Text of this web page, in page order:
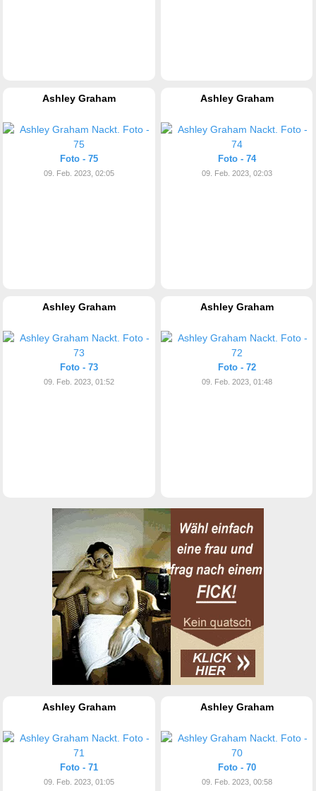
Ashley Graham
Foto - 75
09. Feb. 2023, 02:05
Ashley Graham
Foto - 74
09. Feb. 2023, 02:03
Ashley Graham
Foto - 73
09. Feb. 2023, 01:52
Ashley Graham
Foto - 72
09. Feb. 2023, 01:48
Ashley Graham
Foto - 71
09. Feb. 2023, 01:05
Ashley Graham
Foto - 70
09. Feb. 2023, 00:58